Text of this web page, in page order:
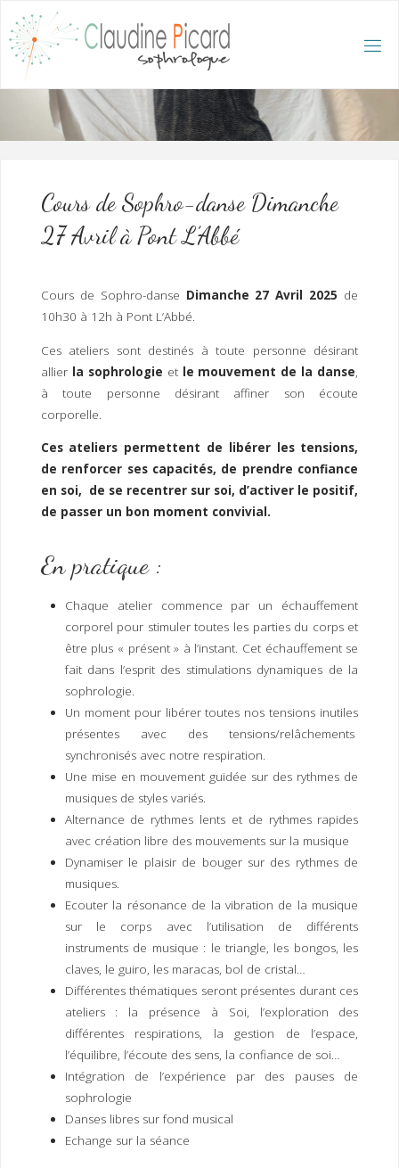
content
DIN
PI
CAR
D :
O
P HR
HY P
A
E
UTE
QU
Cours de Sophro-danse Dimanche
27 Avril à Pont L’Abbé
Cours de Sophro-danse Dimanche 27 Avril 2025 de
10h30 à 12h à Pont L’Abbé.
Ces ateliers sont destinés à toute personne désirant
allier la sophrologie et le mouvement de la danse,
à toute personne désirant affiner son écoute
corporelle.
Ces ateliers permettent de libérer les tensions,
de renforcer ses capacités, de prendre confiance
en soi, de se recentrer sur soi, d’activer le positif,
de passer un bon moment convivial.
En pratique :
Chaque atelier commence par un échauffement
corporel pour stimuler toutes les parties du corps et
être plus « présent » à l’instant. Cet échauffement se
fait dans l’esprit des stimulations dynamiques de la
sophrologie.
Un moment pour libérer toutes nos tensions inutiles
présentes avec des tensions/relâchements
synchronisés avec notre respiration.
Une mise en mouvement guidée sur des rythmes de
musiques de styles variés.
Alternance de rythmes lents et de rythmes rapides
avec création libre des mouvements sur la musique
Dynamiser le plaisir de bouger sur des rythmes de
musiques.
Ecouter la résonance de la vibration de la musique
sur le corps avec l’utilisation de différents
instruments de musique : le triangle, les bongos, les
claves, le guiro, les maracas, bol de cristal…
Différentes thématiques seront présentes durant ces
ateliers : la présence à Soi, l’exploration des
différentes respirations, la gestion de l’espace,
l’équilibre, l’écoute des sens, la confiance de soi…
Intégration de l’expérience par des pauses de
sophrologie
Danses libres sur fond musical
Echange sur la séance